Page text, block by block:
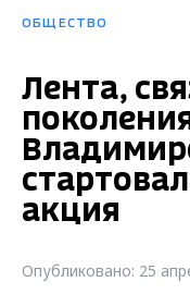
ОБЩЕСТВО
Лента,
акция
Опубликовано: 25